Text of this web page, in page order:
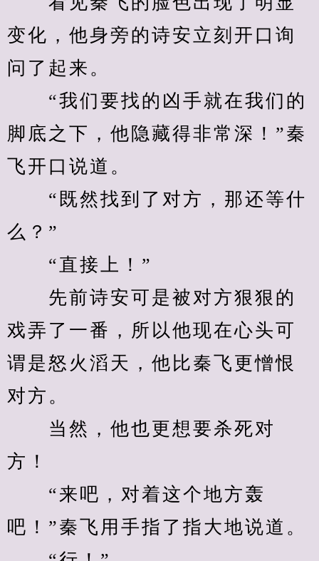
变化，他身旁的诗安立刻开口询
问了起来。
“我们要找的凶手就在我们的
脚底之下，他隐藏得非常深！”秦
飞开口说道。
“既然找到了对方，那还等什
么？”
“直接上！”
先前诗安可是被对方狠狠的
戏弄了一番，所以他现在心头可
谓是怒火滔天，他比秦飞更憎恨
对方。
当然，他也更想要杀死对
方！
“来吧，对着这个地方轰
吧！”秦飞用手指了指大地说道。